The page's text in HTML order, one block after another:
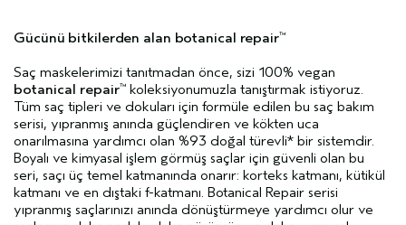
Gücünü bitkilerden alan botanical repair™
Saç maskelerimizi tanıtmadan önce, sizi 100% vegan
botanical repair™ koleksiyonumuzla tanıştırmak istiyoruz.
Tüm saç tipleri ve dokuları için formüle edilen bu saç bakım
serisi, yıpranmış anında güçlendiren ve kökten uca
onarılmasına yardımcı olan %93 doğal türevli* bir sistemdir.
Boyalı ve kimyasal işlem görmüş saçlar için güvenli olan bu
seri, saçı üç temel katmanında onarır: korteks katmanı, kütikül
katmanı ve en dıştaki f-katmanı. Botanical Repair serisi
yıpranmış saçlarınızı anında dönüştürmeye yardımcı olur ve